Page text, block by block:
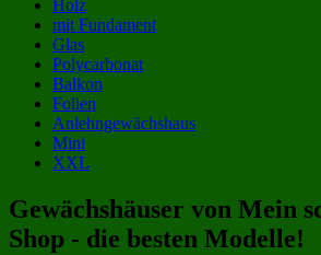
Holz
mit Fundament
Glas
Polycarbonat
Balkon
Folien
Anlehngewächshaus
Mini
XXL
Gewächshäuser von Mein
Shop - die besten Modelle!